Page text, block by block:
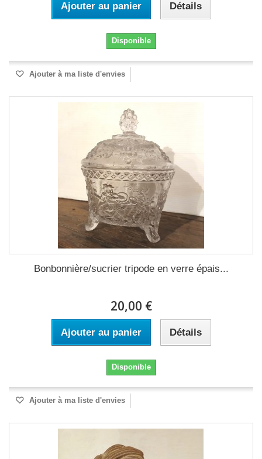
Ajouter au panier Détails
Disponible
Ajouter à ma liste d'envies
Bonbonnière/sucrier tripode en verre épais...
20,00 €
Ajouter au panier Détails
Disponible
Ajouter à ma liste d'envies